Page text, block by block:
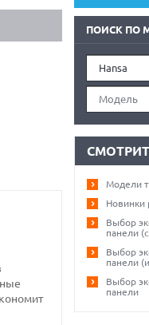
ПОИСК ПО
Hansa
Модель
Модели
Новинки
Выбор
панели
Выбор
панели
Выбор
панели